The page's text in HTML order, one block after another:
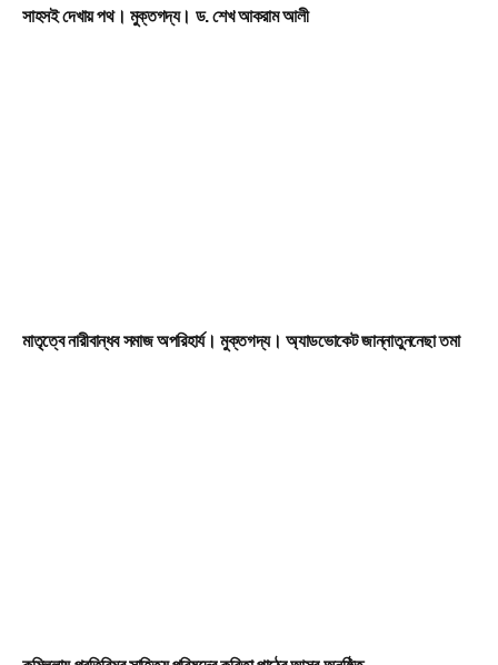
সাহসই দেখায় পথ। মুক্তগদ্য। ড. শেখ আকরাম আলী
মাতৃত্বে নারীবান্ধব সমাজ অপরিহার্য। মুক্তগদ্য। অ্যাডভোকেট জান্নাতুননেছা তমা